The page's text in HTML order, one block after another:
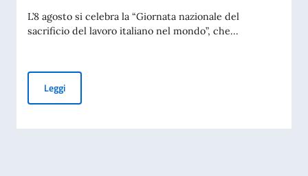
L’8 agosto si celebra la “Giornata nazionale del
sacrificio del lavoro italiano nel mondo”, che...
LeggiGiornata Nazionale del Sacrificio del Lavoro Italiano nel